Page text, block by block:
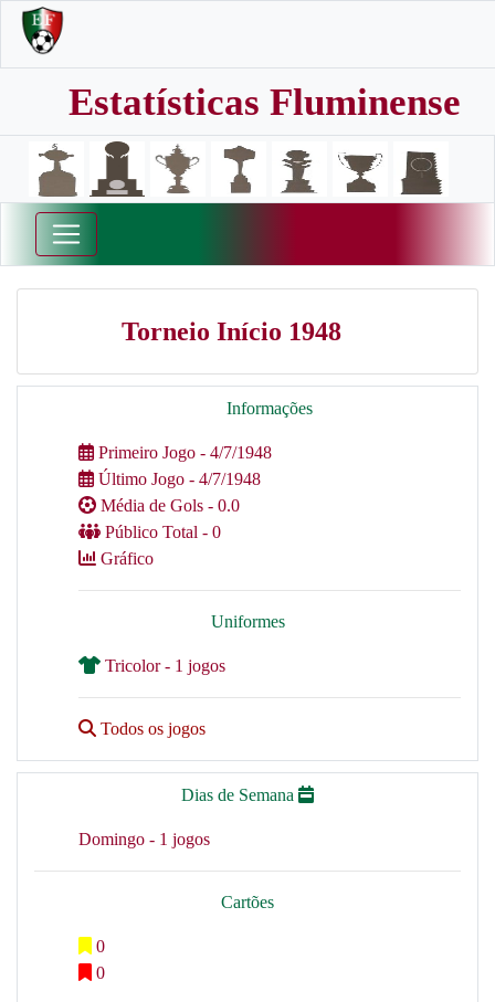
Estatísticas Fluminense
Torneio Início 1948
Informações
Primeiro Jogo - 4/7/1948
Último Jogo - 4/7/1948
Média de Gols - 0.0
Público Total - 0
Gráfico
Uniformes
Tricolor - 1 jogos
Todos os jogos
Dias de Semana
Domingo - 1 jogos
Cartões
0
0